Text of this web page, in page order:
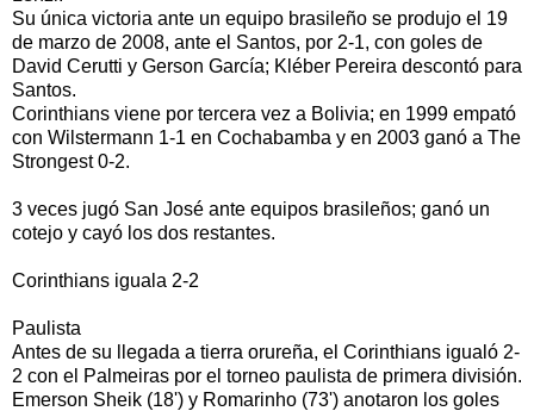
Su única victoria ante un equipo brasileño se produjo el 19
de marzo de 2008, ante el Santos, por 2-1, con goles de
David Cerutti y Gerson García; Kléber Pereira descontó para
Santos.
Corinthians viene por tercera vez a Bolivia; en 1999 empató
con Wilstermann 1-1 en Cochabamba y en 2003 ganó a The
Strongest 0-2.
3 veces jugó San José ante equipos brasileños; ganó un
cotejo y cayó los dos restantes.
Corinthians iguala 2-2
Paulista
Antes de su llegada a tierra orureña, el Corinthians igualó 2-
2 con el Palmeiras por el torneo paulista de primera división.
Emerson Sheik (18') y Romarinho (73') anotaron los goles